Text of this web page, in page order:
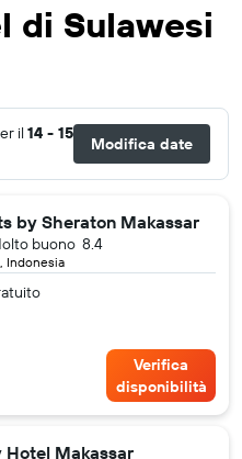
di Sulawesi
il 14 - 15
Modifica date
by Sheraton Makassar
Indonesia
8.4
buono
Verifica
disponibilità
Hotel Makassar